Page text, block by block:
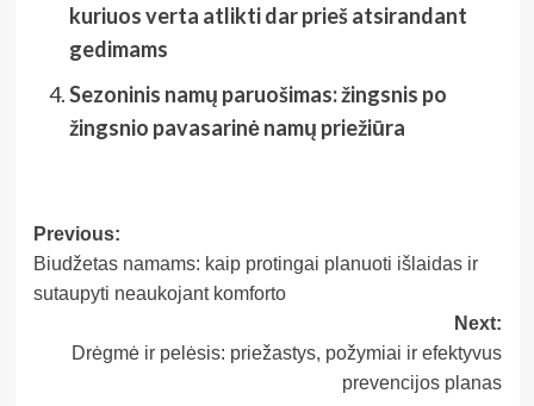
kuriuos verta atlikti dar prieš atsirandant
gedimams
Sezoninis namų paruošimas: žingsnis po
žingsnio pavasarinė namų priežiūra
Post
navigation
Previous:
Biudžetas namams: kaip protingai planuoti išlaidas ir
sutaupyti neaukojant komforto
Next:
Drėgmė ir pelėsis: priežastys, požymiai ir efektyvus
prevencijos planas